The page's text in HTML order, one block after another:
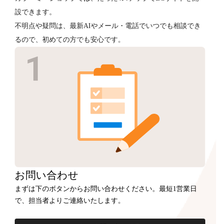
設できます。
不明点や疑問は、最新AIやメール・電話でいつでも相談でき
るので、初めての方でも安心です。
お問い合わせ
まずは下のボタンからお問い合わせください。最短1営業日
で、担当者よりご連絡いたします。